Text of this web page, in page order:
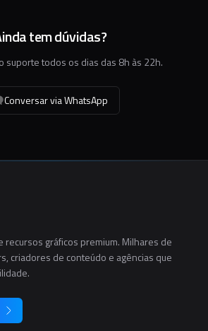
tem dúvidas?
suporte todos os dias das 8h às 22h.
Conversar via WhatsApp
recursos gráficos premium. Milhares de
criadores de conteúdo e agências que